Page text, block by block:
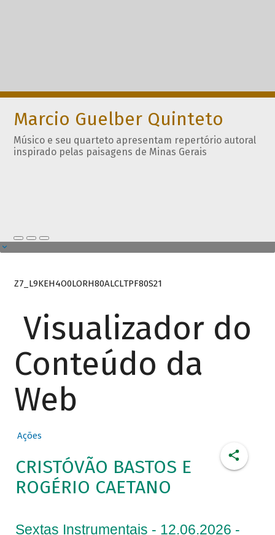
Marcio Guelber Quinteto
Músico e seu quarteto apresentam repertório autoral
inspirado pelas paisagens de Minas Gerais
Z7_L9KEH4O0LORH80ALCLTPF80S21
Visualizador do
Conteúdo da
Web
Ações
CRISTÓVÃO BASTOS E
ROGÉRIO CAETANO
Sextas Instrumentais - 12.06.2026 -